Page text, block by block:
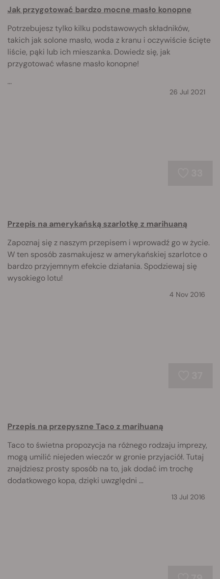
Jak przygotować bardzo mocne masło konopne
Potrzebujesz tylko kilku podstawowych składników,
takich jak solone masło, woda z kranu i oczywiście ścięte
liście, pąki lub ich mieszanka. Dowiedz się, jak
przygotować własne masło konopne!
...
26 Jul 2021
Przepis na amerykańską szarlotkę z marihuaną
Zapoznaj się z naszym przepisem i wprowadź go w życie.
W ten sposób zasmakujesz w amerykańskiej szarlotce o
bardzo przyjemnym efekcie działania. Spodziewaj się
wysokiego lotu!
4 Nov 2016
Przepis na przepyszne Taco z marihuaną
Taco to świetna propozycja na różnego rodzaju imprezy,
mogą umilić niejeden wieczór w gronie przyjaciół. Tutaj
znajdziesz prosty sposób na to, jak dodać im trochę
dodatkowego kopa, dzięki uwzględni ...
13 Jul 2016